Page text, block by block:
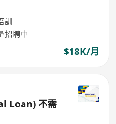
訓
招聘中
$18K/月